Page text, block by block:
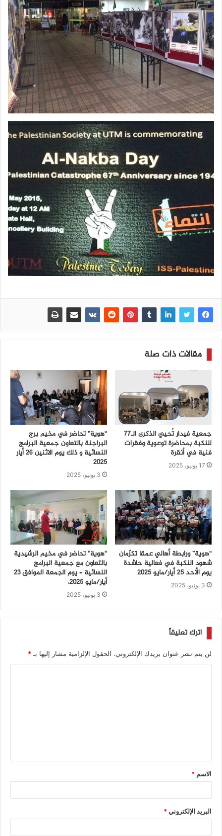
مقالات ذات صلة
جمعية فيدار تُحيي الذكرى الـ77
للنكبة بمحاضرة توعوية وفقرات
فنية في أنقرة
17 يونيو، 2025
“هوية” تحاضر في مخيم برج
البراجنة بالتعاون جمعية البرامج
النسائية و ذلك يوم الاثنين 26 أيار
2025
3 يونيو، 2025
“هوية” ورابطة أهالي عمقا تكرّمان
شهود النكبة في فعالية حاشدة
يوم الأحد 25 أيار/مايو 2025
3 يونيو، 2025
“هوية” تحاضر في مخيم الرشيدية
بالتعاون مع جمعية البرامج
النسائية – يوم الجمعة الموافق 23
أيار/مايو 2025،
3 يونيو، 2025
اترك تعليقاً
لن يتم نشر عنوان بريدك الإلكتروني. الحقول الإلزامية مشار إليها بـ *
الاسم *
البريد الإلكتروني*